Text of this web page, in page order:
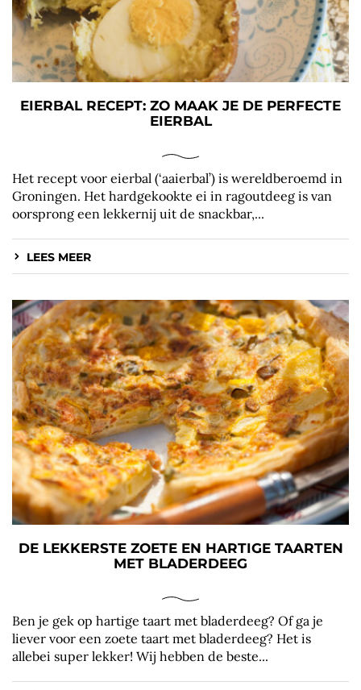
EIERBAL RECEPT: ZO MAAK JE DE PERFECTE
EIERBAL
Het recept voor eierbal (‘aaierbal’) is wereldberoemd in
Groningen. Het hardgekookte ei in ragoutdeeg is van
oorsprong een lekkernij uit de snackbar,...
LEES MEER
DE LEKKERSTE ZOETE EN HARTIGE TAARTEN
MET BLADERDEEG
Ben je gek op hartige taart met bladerdeeg? Of ga je
liever voor een zoete taart met bladerdeeg? Het is
allebei super lekker! Wij hebben de beste...